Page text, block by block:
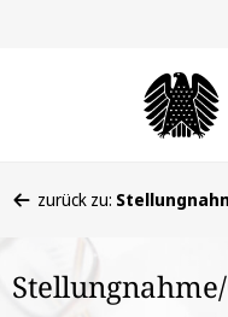
befinden
hier:
zurück zu: